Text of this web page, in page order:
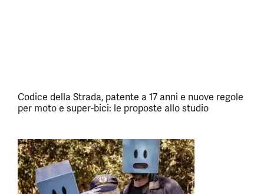
Codice della Strada, patente a 17 anni e nuove regole
per moto e super-bici: le proposte allo studio